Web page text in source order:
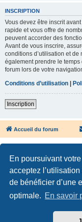
En poursuivant
acceptez
de bénéficier d’une
optimale. En savoir
INSCRIPTION
Vous devez être inscrit
rapide et vous offre de
peuvent accorder des
Avant de vous inscrire,
conditions d’utilisation et
également prendre le
forum lors de votre
Conditions d’utilisation
Inscription
Accueil du forum
Développé par